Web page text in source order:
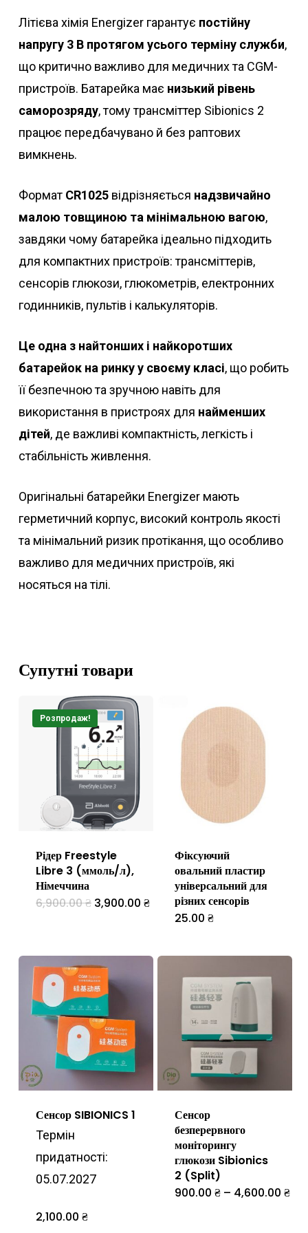
Літієва хімія Energizer гарантує постійну
напругу 3 В протягом усього терміну служби,
що критично важливо для медичних та CGM-
пристроїв. Батарейка має низький рівень
саморозряду, тому трансміттер Sibionics 2
працює передбачувано й без раптових
вимкнень.
Формат CR1025відрізняється надзвичайно
малою товщиною та мінімальною вагою,
завдяки чому батарейка ідеально підходить
для компактних пристроїв: трансміттерів,
сенсорів глюкози, глюкометрів, електронних
годинників, пультів і калькуляторів.
Це одна з найтонших і найкоротших
батарейок на ринку у своєму класі, що робить
її безпечною та зручною навіть для
використання в пристроях для найменших
дітей, де важливі компактність, легкість і
стабільність живлення.
Оригінальні батарейки Energizer мають
герметичний корпус, високий контроль якості
та мінімальний ризик протікання, що особливо
важливо для медичних пристроїв, які
носяться на тілі.
Супутні товари
Розпродаж!
Рідер Freestyle
Libre 3 (ммоль/л),
Німеччина
6,900.00₴ Оригінальна
ціна:
3,900.00 ₴Поточна
3,900.00 ₴.
Фіксуючий
овальний пластир
універсальний для
різних сенсорів
25.00 ₴
кілька
варіантів.
можна
вибрати
на
Сенсор SIBIONICS 1
Термін
придатності:
05.07.2027
2,100.00 ₴
Сенсор
безперервного
моніторингу
глюкози Sibionics
2 (Split)
900.00 ₴ – 4,600.00 ₴
Цей